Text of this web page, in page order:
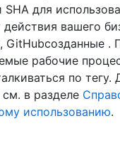
для
действия вашего
GitHubсозданные .
рабочие
по тегу.
в разделе
использованию.